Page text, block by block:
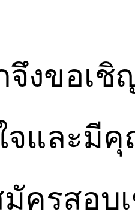
จึงขอเชิ
จและมี
ครสอบ